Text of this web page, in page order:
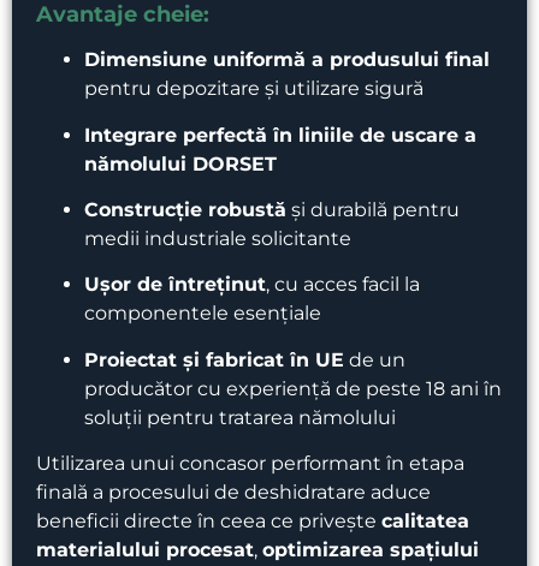
Avantaje cheie:
Dimensiune uniformă a produsului final
pentru depozitare și utilizare sigură
Integrare perfectă în liniile de uscare a
nămolului DORSET
Construcție robustă și durabilă pentru
medii industriale solicitante
Ușor de întreținut, cu acces facil la
componentele esențiale
Proiectat și fabricat în UE de un
producător cu experiență de peste 18 ani în
soluții pentru tratarea nămolului
Utilizarea unui concasor performant în etapa
finală a procesului de deshidratare aduce
beneficii directe în ceea ce privește calitatea
materialului procesat, optimizarea spațiului